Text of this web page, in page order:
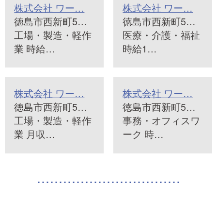
株式会社 ワー…
徳島市西新町5…
工場・製造・軽作
業 時給…
株式会社 ワー…
徳島市西新町5…
医療・介護・福祉
時給1…
株式会社 ワー…
徳島市西新町5…
工場・製造・軽作
業 月収…
株式会社 ワー…
徳島市西新町5…
事務・オフィスワ
ーク 時…